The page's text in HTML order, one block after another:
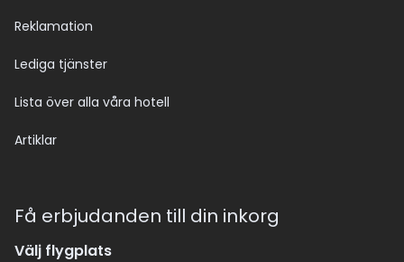
Reklamation
Lediga tjänster
Lista över alla våra hotell
Artiklar
Få erbjudanden till din inkorg
Välj flygplats